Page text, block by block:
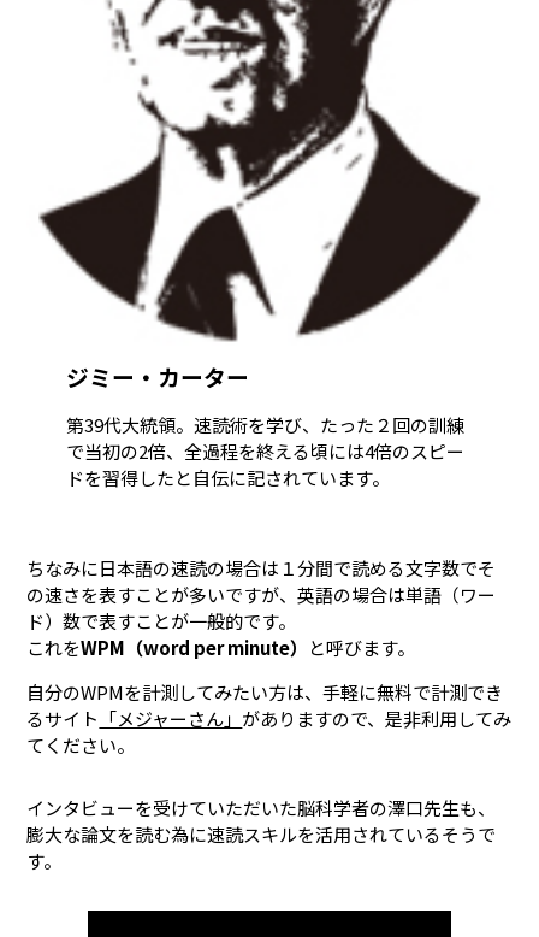
ジミー・カーター
第39代大統領。速読術を学び、たった２回の訓練
で当初の2倍、全過程を終える頃には4倍のスピー
ドを習得したと自伝に記されています。
ちなみに日本語の速読の場合は１分間で読める文字数でそ
の速さを表すことが多いですが、英語の場合は単語（ワー
ド）数で表すことが一般的です。
これをWPM（word per minute）
と呼びます。
自分のWPMを計測してみたい方は、手軽に無料で計測でき
るサイト 「メジャーさん」 がありますので、是非利用してみ
てください。
インタビューを受けていただいた脳科学者の澤口先生も、
膨大な論文を読む為に速読スキルを活用されているそうで
す。